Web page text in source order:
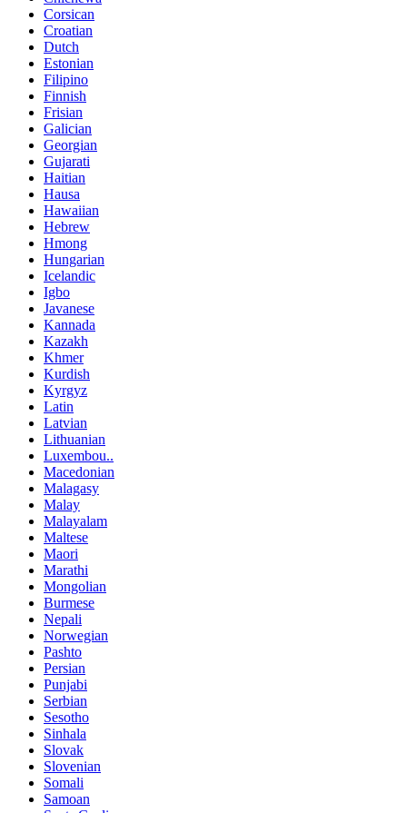
Corsican
Croatian
Dutch
Estonian
Filipino
Finnish
Frisian
Galician
Georgian
Gujarati
Haitian
Hausa
Hawaiian
Hebrew
Hmong
Hungarian
Icelandic
Igbo
Javanese
Kannada
Kazakh
Khmer
Kurdish
Kyrgyz
Latin
Latvian
Lithuanian
Luxembou..
Macedonian
Malagasy
Malay
Malayalam
Maltese
Maori
Marathi
Mongolian
Burmese
Nepali
Norwegian
Pashto
Persian
Punjabi
Serbian
Sesotho
Sinhala
Slovak
Slovenian
Somali
Samoan